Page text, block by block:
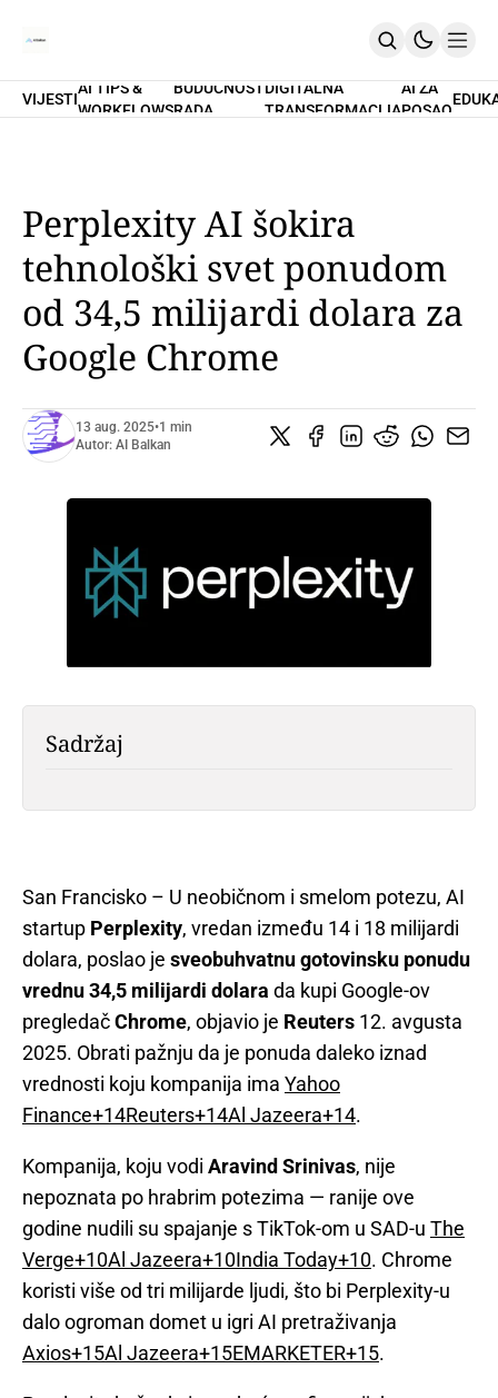
Home
PRETPLATI SE
VIJESTI
AI TIPS &
WORKFLOWS
BUDUĆNOST
RADA
DIGITALNA
TRANSFORMACIJA
AI ZA
POSAO
Perplexity AI šokira
tehnološki svet ponudom
od 34,5 milijardi dolara za
Google Chrome
13 aug. 2025•1 min
Autor: AI Balkan
Sadržaj
San Francisko – U neobičnom i smelom potezu, AI
startup Perplexity, vredan između 14 i 18 milijardi
dolara, poslao je sveobuhvatnu gotovinsku ponudu
vrednu 34,5 milijardi dolara da kupi Google-ov
pregledačChrome, objavio je Reuters 12. avgusta
2025. Obrati pažnju da je ponuda daleko iznad
vrednosti koju kompanija ima Yahoo
Finance+14Reuters+14Al Jazeera+14.
Kompanija, koju vodi Aravind Srinivas, nije
nepoznata po hrabrim potezima — ranije ove
godine nudili su spajanje s TikTok-om u SAD-u The
Verge+10Al Jazeera+10India Today+10. Chrome
koristi više od tri milijarde ljudi, što bi Perplexity-u
dalo ogroman domet u igri AI pretraživanja
Axios+15Al Jazeera+15EMARKETER+15.